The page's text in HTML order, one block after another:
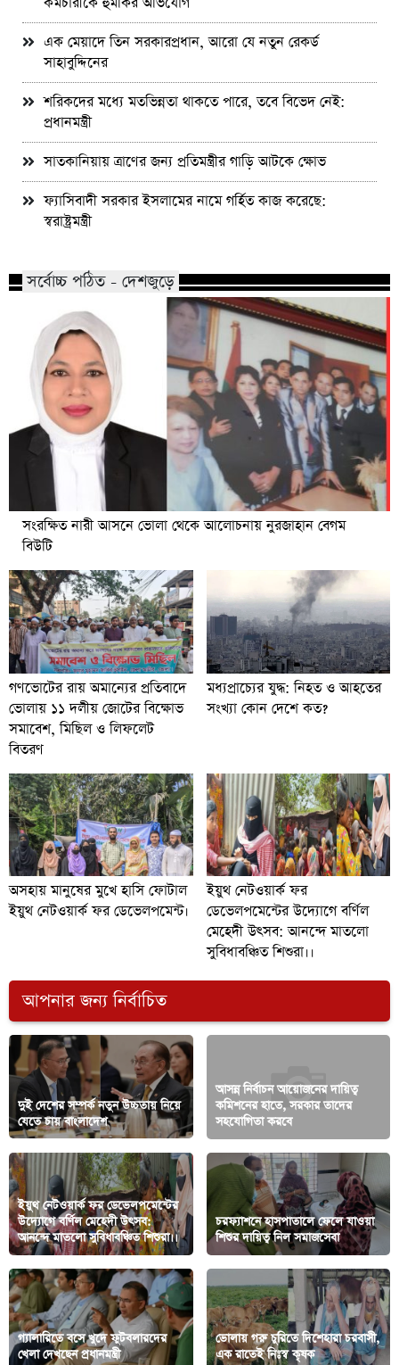
এক মেয়াদে তিন সরকারপ্রধান, আরো যে নতুন রেকর্ড
সাহাবুদ্দিনের
শরিকদের মধ্যে মতভিন্নতা থাকতে পারে, তবে বিভেদ নেই:
প্রধানমন্ত্রী
সাতকানিয়ায় ত্রাণের জন্য প্রতিমন্ত্রীর গাড়ি আটকে ক্ষোভ
ফ্যাসিবাদী সরকার ইসলামের নামে গর্হিত কাজ করেছে:
স্বরাষ্ট্রমন্ত্রী
সর্বোচ্চ পঠিত - দেশজুড়ে
সংরক্ষিত নারী আসনে ভোলা থেকে আলোচনায় নুরজাহান বেগম
বিউটি
গণভোটের রায় অমান্যের প্রতিবাদে
ভোলায় ১১ দলীয় জোটের বিক্ষোভ
সমাবেশ, মিছিল ও লিফলেট
বিতরণ
মধ্যপ্রাচ্যের যুদ্ধ: নিহত ও আহতের
সংখ্যা কোন দেশে কত?
অসহায় মানুষের মুখে হাসি ফোটাল
ইয়ুথ নেটওয়ার্ক ফর ডেভেলপমেন্ট।
ইয়ুথ নেটওয়ার্ক ফর
ডেভেলপমেন্টের উদ্যোগে বর্ণিল
মেহেদী উৎসব: আনন্দে মাতলো
সুবিধাবঞ্চিত শিশুরা।।
আপনার জন্য নির্বাচিত
দুই দেশের সম্পর্ক নতুন উচ্চতায় নিয়ে
যেতে চায় বাংলাদেশ
আসন্ন নির্বাচন আয়োজনের দায়িত্ব
কমিশনের হাতে, সরকার তাদের
সহযোগিতা করবে
ইয়ুথ নেটওয়ার্ক ফর ডেভেলপমেন্টের
উদ্যোগে বর্ণিল মেহেদী উৎসব:
আনন্দে মাতলো সুবিধাবঞ্চিত শিশুরা।।
চরফ্যাশনে হাসপাতালে ফেলে যাওয়া
শিশুর দায়িত্ব নিল সমাজসেবা
গ্যালারিতে বসে খুদে ফুটবলারদের
খেলা দেখছেন প্রধানমন্ত্রী
ভোলায় গরু চুরিতে দিশেহারা চরবাসী,
এক রাতেই নিঃস্ব কৃষক